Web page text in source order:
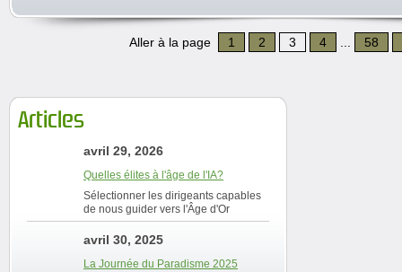
Aller à la page 1 2 3 4 58
Articles
avril 29, 2026
Quelles élites à l'âge de l'IA?
Sélectionner les dirigeants capables
de nous guider vers l'Âge d'Or
avril 30, 2025
La Journée du Paradisme 2025